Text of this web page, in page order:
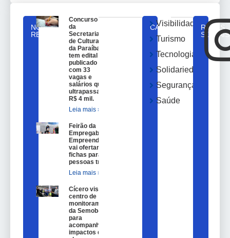
NOTICIAS
RELACIONADAS
Concurso
da
Secretaria
de Cultura
da Paraíba
tem edital
publicado
com 33
vagas e
salários que
ultrapassam
R$ 4 mil.
Leia mais »
Feirão da
Empregabilidade e
Empreendedorismo
vai ofertar 100
fichas para
pessoas trans.
Leia mais »
Cícero visita
centro de
monitoramento
da Semob-JP
para
acompanhar
impactos das
CATEGORIAS
Visibilidade
Turismo
Tecnologia
Solidariedade
Segurança
Saúde
REDES
SOCIAIS